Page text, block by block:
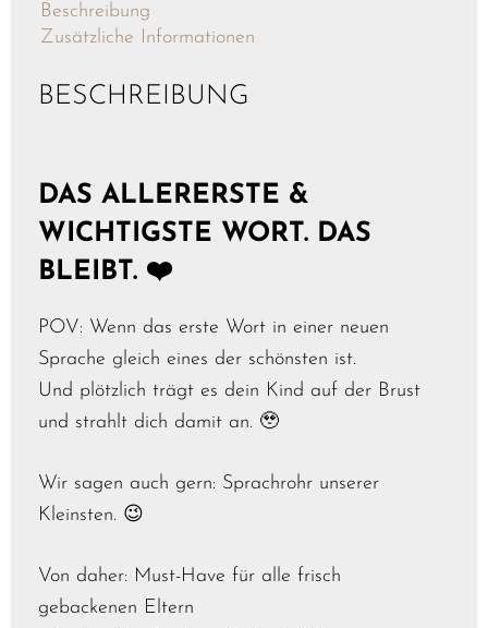
Beschreibung
Zusätzliche Informationen
BESCHREIBUNG
DAS ALLERERSTE &
WICHTIGSTE WORT. DAS
BLEIBT. ❤️
POV: Wenn das erste Wort in einer neuen
Sprache gleich eines der schönsten ist.
Und plötzlich trägt es dein Kind auf der Brust
und strahlt dich damit an. 🥹
Wir sagen auch gern: Sprachrohr unserer
Kleinsten. 😉
Von daher: Must-Have für alle frisch
gebackenen Eltern